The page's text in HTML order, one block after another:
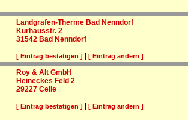
Landgrafen-Therme Bad Nenndorf
Kurhausstr. 2
31542 Bad Nenndorf
[ Eintrag bestätigen ] |[ Eintrag ändern ]
Roy & Alt GmbH
Heineckes Feld 2
29227 Celle
[ Eintrag bestätigen ] |[ Eintrag ändern ]